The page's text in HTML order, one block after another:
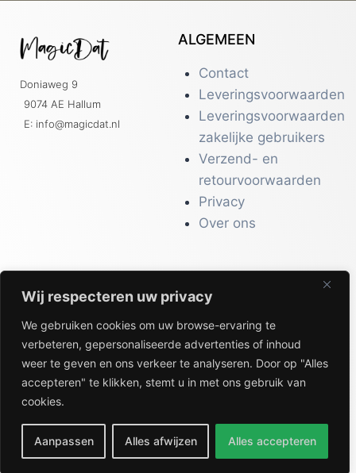
Wij respecteren uw privacy
We gebruiken cookies om uw browse-ervaring te
verbeteren, gepersonaliseerde advertenties of inhoud
weer te geven en ons verkeer te analyseren. Door op "Alles
accepteren" te klikken, stemt u in met ons gebruik van
cookies.
Aanpassen Alles afwijzen Alles accepteren
Doniaweg 9
9074 AE Hallum
E: info@magicdat.nl
ALGEMEEN
Contact
Leveringsvoorwaarden
Leveringsvoorwaarden
zakelijke gebruikers
Verzend- en
retourvoorwaarden
Privacy
Over ons
CATALOGI
Workwear &
Veiligheid
Kantoor & Receptie
Gezondheid & Beauty
Keuken & Horeca